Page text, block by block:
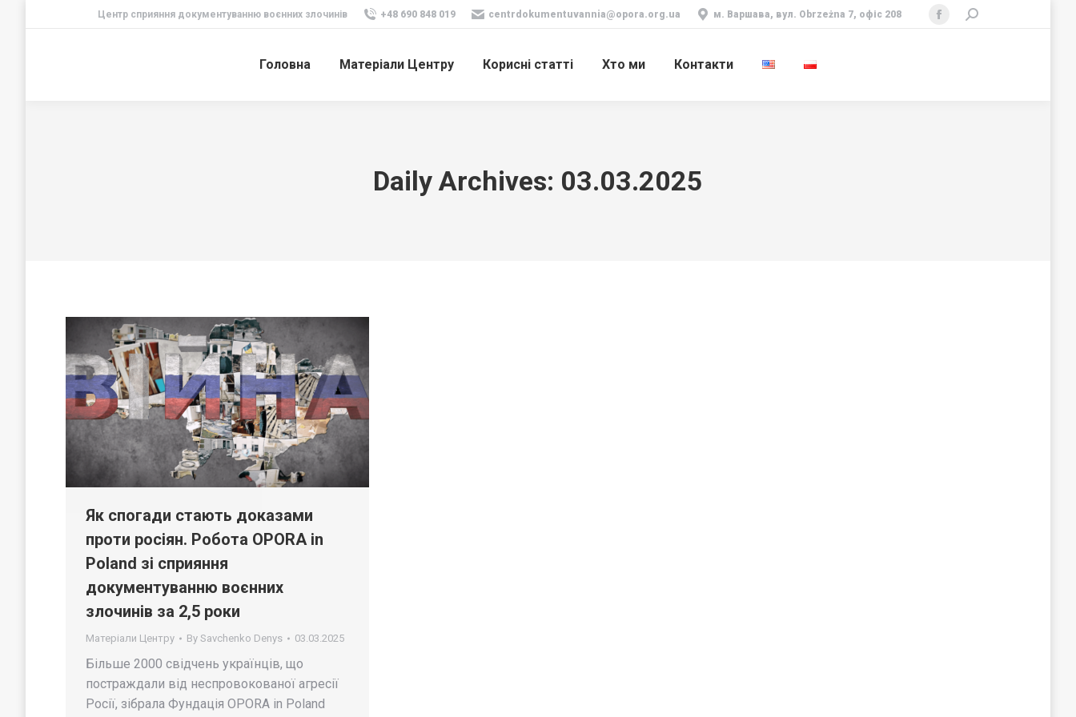
Центр сприяння документуванню воєнних злочинів +48 690 848 019 centrdokumentuvannia@opora.org.ua м. Варшава, вул. Obrzeżna 7, офіс 208
Facebook
Search:
Головна Матеріали Центру Корисні статті Хто ми Контакти
Daily Archives: 03.03.2025
Як спогади стають доказами
проти росіян. Робота OPORA in
Poland зі сприяння
документуванню воєнних
злочинів за 2,5 роки
Матеріали Центру By Savchenko Denys 03.03.2025
Більше 2000 свідчень українців, що
постраждали від неспровокованої агресії
Росії, зібрала Фундація OPORA in Poland